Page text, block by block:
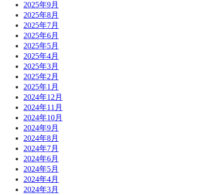
2025年9月
2025年8月
2025年7月
2025年6月
2025年5月
2025年4月
2025年3月
2025年2月
2025年1月
2024年12月
2024年11月
2024年10月
2024年9月
2024年8月
2024年7月
2024年6月
2024年5月
2024年4月
2024年3月